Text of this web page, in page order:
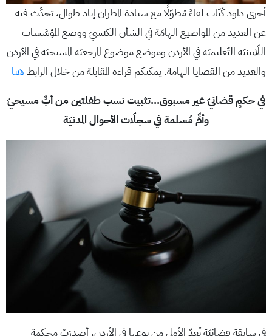
أجرى داود كُتّاب لقاءً مُطوّلًا مع سيادة المطران إياد طوال، تحدَّث فيه
عن العديد من المواضيع الهامّة في الشأن الكنسيّ ووضع المؤسَّسات
اللّاتينيّة التّعليميّة في الأردن وموضع موضوع المرجعيّة المسيحيّة في الأردن
والعديد من القضايا الهامة. يمكنكم قراءة المقابلة من خلال الرابط هنا
في حكمٍ قضائيّ غير مسبوق…تثبيت نسب طفلتين من أبٍّ مسيحيّ
وأمٍّ مُسلمة في سجلّات الأحوال المدنيّة
في سابقة قضائيّة تُعدّ الأولى من نوعها في الأردن، أصدرَتْ محكمة